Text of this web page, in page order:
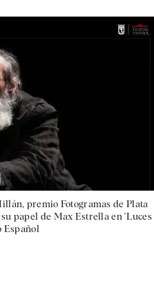
premio Fotogramas de Plata
papel de Max Estrella en 'Luces
Español